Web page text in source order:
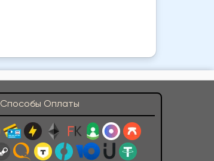
Способы Оплаты